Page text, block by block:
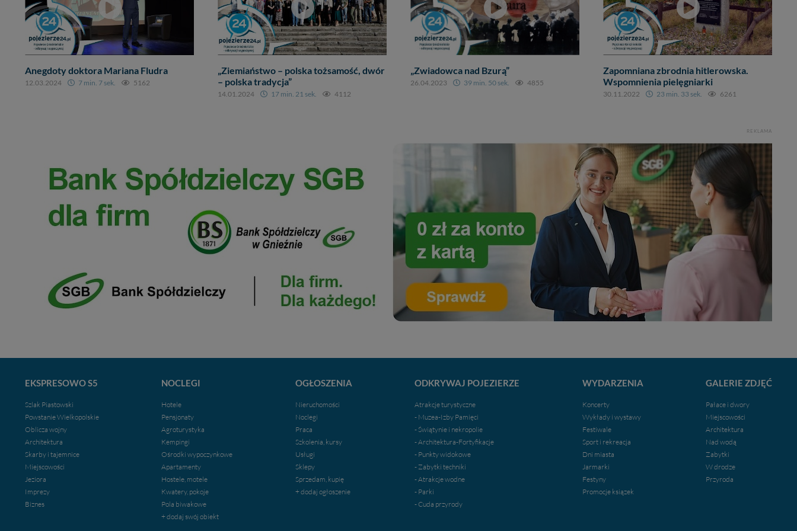
Anegdoty doktora Mariana Fludra
12.03.2024 7 min. 7 sek. 5162
„Ziemiaństwo – polska tożsamość, dwór
– polska tradycja”
14.01.2024 17 min. 21 sek. 4112
„Zwiadowca nad Bzurą”
26.04.2023 39 min. 50 sek. 4855
Zapomniana zbrodnia hitlerowska.
Wspomnienia pielęgniarki
30.11.2022 23 min. 33 sek. 6261
REKLAMA
EKSPRESOWO S5
Szlak Piastowski
Powstanie Wielkopolskie
Oblicza wojny
Architektura
Skarby i tajemnice
Miejscowości
Jeziora
Imprezy
Biznes
NOCLEGI
Hotele
Pensjonaty
Agroturystyka
Kempingi
Ośrodki wypoczynkowe
Apartamenty
Hostele, motele
Kwatery, pokoje
Pola biwakowe
+ dodaj swój obiekt
OGŁOSZENIA
Nieruchomości
Noclegi
Praca
Szkolenia, kursy
Usługi
Sklepy
Sprzedam, kupię
+ dodaj ogłoszenie
ODKRYWAJ POJEZIERZE
Atrakcje turystyczne
- Muzea-Izby Pamięci
- Świątynie i nekropolie
- Architektura-Fortyfikacje
- Punkty widokowe
- Zabytki techniki
- Atrakcje wodne
- Parki
- Cuda przyrody
WYDARZENIA
Koncerty
Wykłady i wystawy
Festiwale
Sport i rekreacja
Dni miasta
Jarmarki
Festyny
Promocje ksiązek
GALERIE ZDJĘĆ
Pałace i dwory
Miejscowości
Architektura
Nad wodą
Zabytki
W drodze
Przyroda